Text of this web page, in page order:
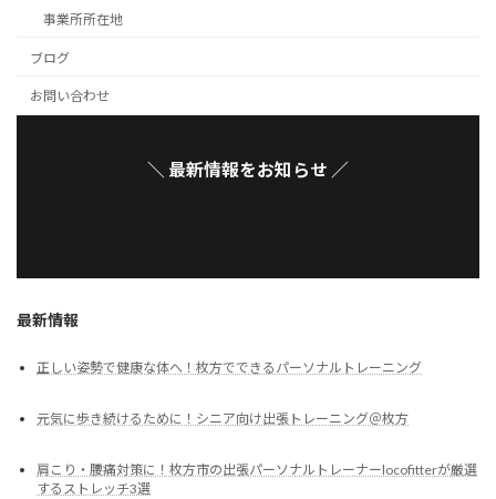
事業所所在地
ブログ
お問い合わせ
＼ 最新情報をお知らせ ／
最新情報
正しい姿勢で健康な体へ！枚方でできるパーソナルトレーニング
元気に歩き続けるために！シニア向け出張トレーニング＠枚方
肩こり・腰痛対策に！枚方市の出張パーソナルトレーナーlocofitterが厳選
するストレッチ3選